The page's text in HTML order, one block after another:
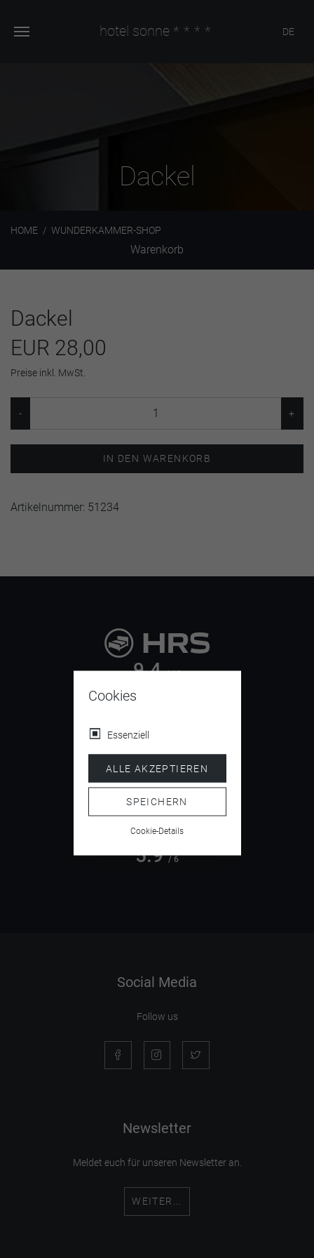
hotel sonne **** DE
Dackel
HOME WUNDERKAMMER-SHOP
Warenkorb
Dackel
EUR 28,00
Preise inkl. MwSt.
IN DEN WARENKORB
Artikelnummer: 51234
9.4/ 10
4.5/ 5
5.9/ 6
Social Media
Follow us
Newsletter
Meldet euch für unseren Newsletter an.
WEITER...
Cookies
Essenziell
ALLE AKZEPTIEREN
SPEICHERN
Cookie-Details